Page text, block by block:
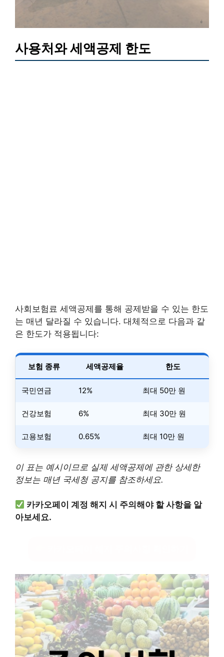
사용처와 세액공제 한도
사회보험료 세액공제를 통해 공제받을 수 있는 한도
는 매년 달라질 수 있습니다. 대체적으로 다음과 같
은 한도가 적용됩니다:
보험 종류 세액공제율 한도
국민연금 12% 최대 50만 원
건강보험 6% 최대 30만 원
고용보험 0.65% 최대 10만 원
이 표는 예시이므로 실제 세액공제에 관한 상세한
정보는 매년 국세청 공지를 참조하세요.
카카오페이 계정 해지 시 주의해야 할 사항을 알
아보세요.